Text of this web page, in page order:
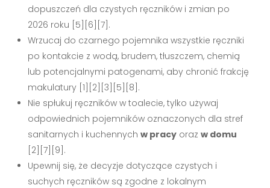
dopuszczeń dla czystych ręczników i zmian po
2026 roku [5][6][7].
Wrzucaj do czarnego pojemnika wszystkie ręczniki
po kontakcie z wodą, brudem, tłuszczem, chemią
lub potencjalnymi patogenami, aby chronić frakcję
makulatury [1][2][3][5][8].
Nie spłukuj ręczników w toalecie, tylko używaj
odpowiednich pojemników oznaczonych dla stref
sanitarnych i kuchennychw pracy orazw domu
[2][7][9].
Upewnij się, że decyzje dotyczące czystych i
suchych ręczników są zgodne z lokalnym